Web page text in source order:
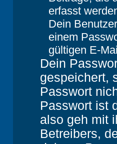
erfasst
Dein
einem
gültigen E-
Dein
gespeichert,
Passwort
Passwort ist
also geh mit
Betreibers,